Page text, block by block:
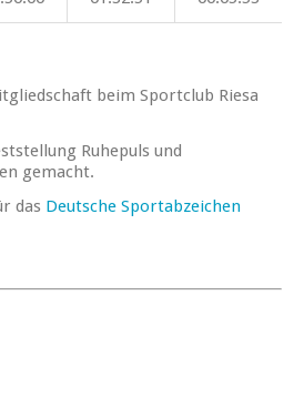
beim Sportclub Riesa
Ruhepuls und
gemacht.
das Deutsche Sportabzeichen